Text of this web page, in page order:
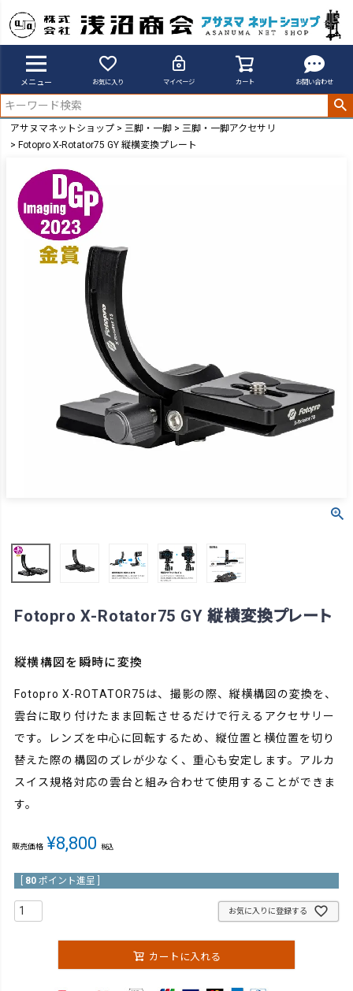
メニュー お気に入り マイページ カート お問い合わせ
アサヌマネットショップ 三脚・一脚
三脚・一脚アクセサリ
Fotopro X-Rotator75 GY 縦横変換プレート
Fotopro X-Rotator75 GY 縦横変換プレート
縦横構図を瞬時に変換
Fotopro X-ROTATOR75は、撮影の際、縦横構図の変換を、
雲台に取り付けたまま回転させるだけで行えるアクセサリー
です。レンズを中心に回転するため、縦位置と横位置を切り
替えた際の構図のズレが少なく、重心も安定します。アルカ
スイス規格対応の雲台と組み合わせて使用することができま
す。
販売価格 ¥8,800 税込
80 ポイント進呈 ]
お気に入りに登録する
カートに入れる